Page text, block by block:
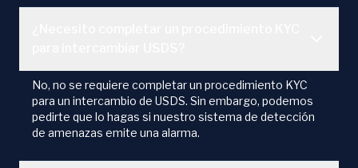
No, no se requiere completar un procedimiento KYC
para un intercambio de USDS. Sin embargo, podemos
pedirte que lo hagas si nuestro sistema de detección
de amenazas emite una alarma.